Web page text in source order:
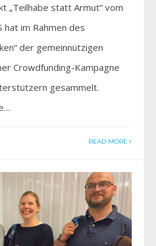
„Teilhabe statt Armut“ vom
hat im Rahmen des
der gemeinnützigen
Crowdfunding-Kampagne
gesammelt.
READ MORE